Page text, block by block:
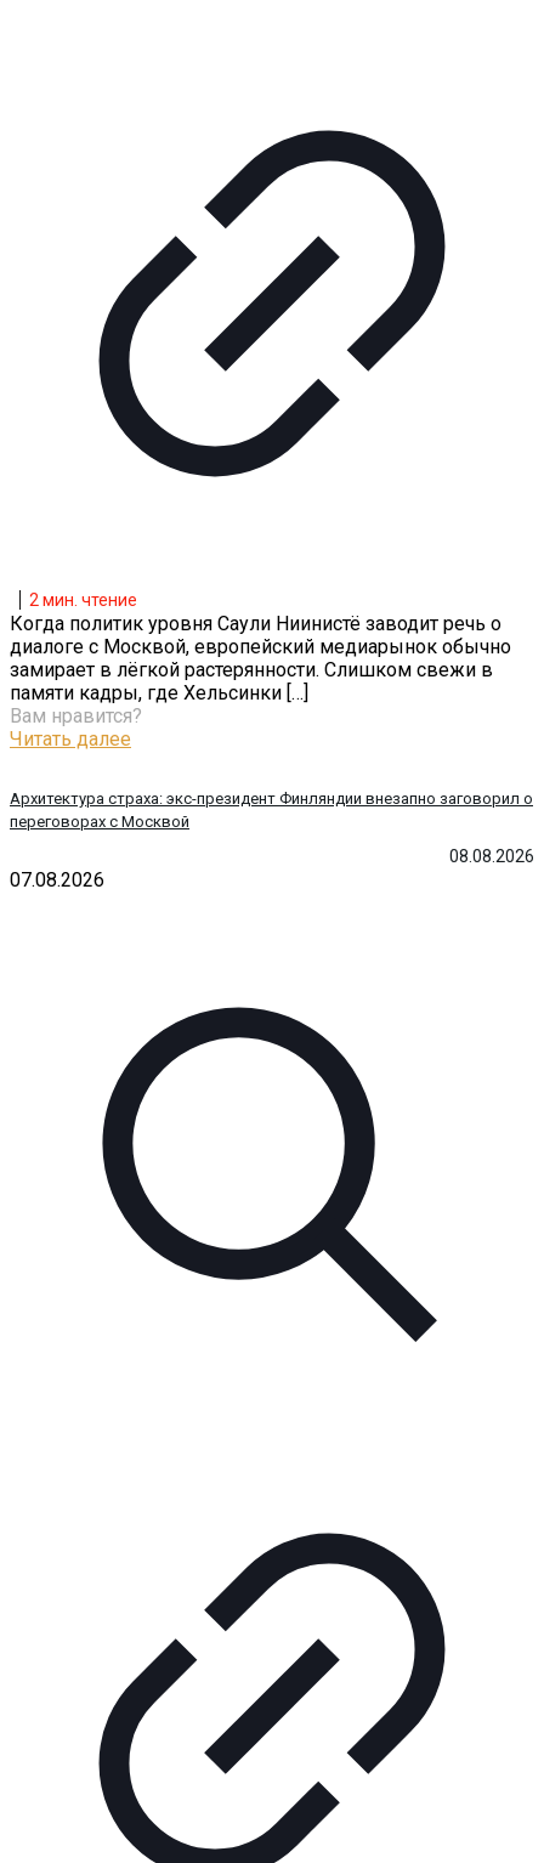
08.08.2026
Архитектура страха: экс-президент Финляндии внезапно заговорил о
переговорах с Москвой
2 мин. чтение
Когда политик уровня Саули Ниинистё заводит речь о
диалоге с Москвой, европейский медиарынок обычно
замирает в лёгкой растерянности. Слишком свежи в
памяти кадры, где Хельсинки […]
Вам нравится?
Читать далее
07.08.2026